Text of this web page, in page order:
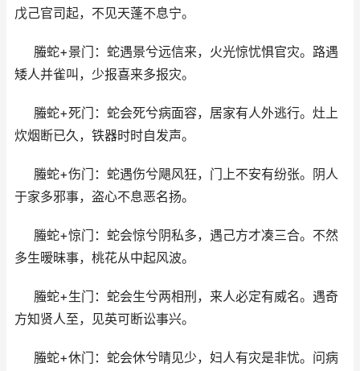
戊己官司起，不见天蓬不息宁。
螣蛇+景门：蛇遇景兮远信来，火光惊忧惧官灾。路遇
矮人并雀叫，少报喜来多报灾。
螣蛇+死门：蛇会死兮病面容，居家有人外逃行。灶上
炊烟断已久，铁器时时自发声。
螣蛇+伤门：蛇遇伤兮飓风狂，门上不安有纷张。阴人
于家多邪事，盗心不息恶名扬。
螣蛇+惊门：蛇会惊兮阴私多，遇己方才凑三合。不然
多生暧昧事，桃花从中起风波。
螣蛇+生门：蛇会生兮两相刑，来人必定有威名。遇奇
方知贤人至，见英可断讼事兴。
螣蛇+休门：蛇会休兮晴见少，妇人有灾是非忧。问病